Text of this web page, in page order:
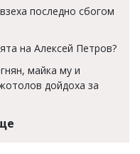
последно сбогом
на Алексей Петров?
майка му и
дойдоха за